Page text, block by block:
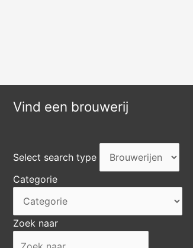
Vind een brouwerij
Select search type
Categorie
Zoek naar